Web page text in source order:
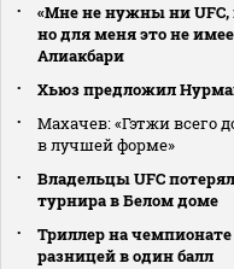
«Мне не нужны ни UFC,
но для меня это не
Алиакбари
Хьюз предложил
Махачев: «Гэтжи всего
в лучшей форме»
Владельцы UFC
турнира в Белом доме
Триллер на
разницей в один балл